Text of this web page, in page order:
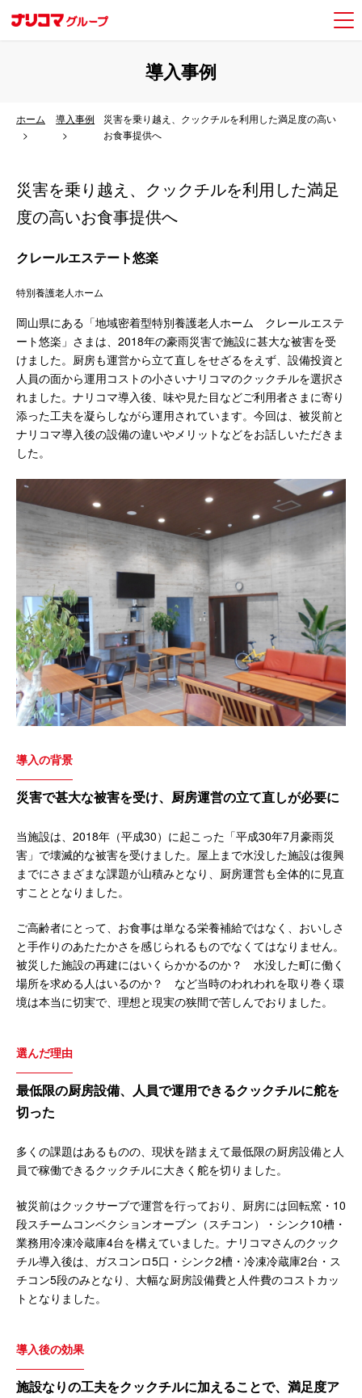
導入事例
ホーム 導入事例
災害を乗り越え、クックチルを利用した満足度の高い
お食事提供へ
災害を乗り越え、クックチルを利用した満足
度の高いお食事提供へ
クレールエステート悠楽
特別養護老人ホーム
岡山県にある「地域密着型特別養護老人ホーム クレールエステ
ート悠楽」さまは、2018年の豪雨災害で施設に甚大な被害を受
けました。厨房も運営から立て直しをせざるをえず、設備投資と
人員の面から運用コストの小さいナリコマのクックチルを選択さ
れました。ナリコマ導入後、味や見た目などご利用者さまに寄り
添った工夫を凝らしながら運用されています。今回は、被災前と
ナリコマ導入後の設備の違いやメリットなどをお話しいただきま
した。
導入の背景
災害で甚大な被害を受け、厨房運営の立て直しが必要に
当施設は、2018年（平成30）に起こった「平成30年7月豪雨災
害」で壊滅的な被害を受けました。屋上まで水没した施設は復興
までにさまざまな課題が山積みとなり、厨房運営も全体的に見直
すこととなりました。
ご高齢者にとって、お食事は単なる栄養補給ではなく、おいしさ
と手作りのあたたかさを感じられるものでなくてはなりません。
被災した施設の再建にはいくらかかるのか？ 水没した町に働く
場所を求める人はいるのか？ など当時のわれわれを取り巻く環
境は本当に切実で、理想と現実の狭間で苦しんでおりました。
選んだ理由
最低限の厨房設備、人員で運用できるクックチルに舵を
切った
多くの課題はあるものの、現状を踏まえて最低限の厨房設備と人
員で稼働できるクックチルに大きく舵を切りました。
被災前はクックサーブで運営を行っており、厨房には回転窯・10
段スチームコンベクションオーブン（スチコン）・シンク10槽・
業務用冷凍冷蔵庫4台を構えていました。ナリコマさんのクック
チル導入後は、ガスコンロ5口・シンク2槽・冷凍冷蔵庫2台・ス
チコン5段のみとなり、大幅な厨房設備費と人件費のコストカッ
トとなりました。
導入後の効果
施設なりの工夫をクックチルに加えることで、満足度ア